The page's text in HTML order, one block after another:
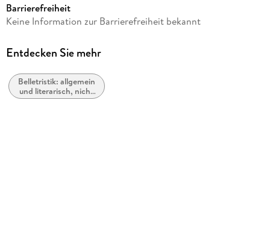
Verlag/Hersteller
Produktart
Gewicht
2080 g
Barrierefreiheit
Keine Information zur Barrierefreiheit bekannt
Entdecken Sie mehr
Belletristik: allgemein
und literarisch, nicht
nach Genre